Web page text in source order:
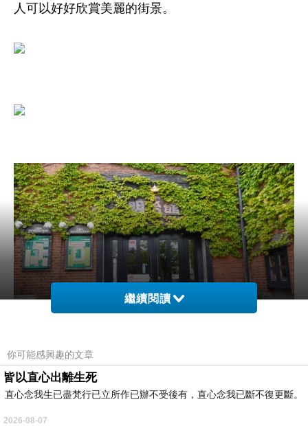
人可以好好欣賞美麗的街景。
繼續閱讀
你可能感興趣的文章
皆以直心出離生死
直心念我生已盡梵行已立所作已辦不受後有，直心念我已斷不復更斷。
2026-08-07